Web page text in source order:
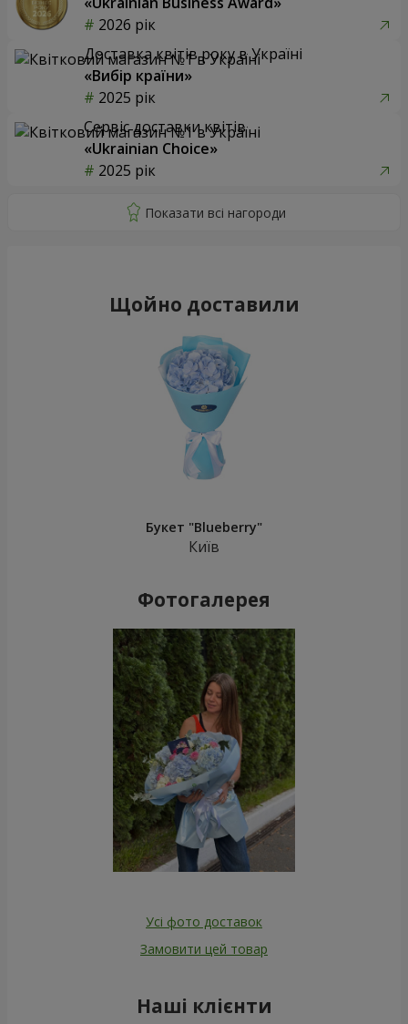
2026 рік
Доставка квітів року в Україні
«Вибір країни»
2025 рік
Сервіс доставки квітів
«Ukrainian Choice»
2025 рік
Щойно доставили
Букет "Blueberry"
Київ
Фотогалерея
Усі фото доставок
Замовити цей товар
Наші клієнти